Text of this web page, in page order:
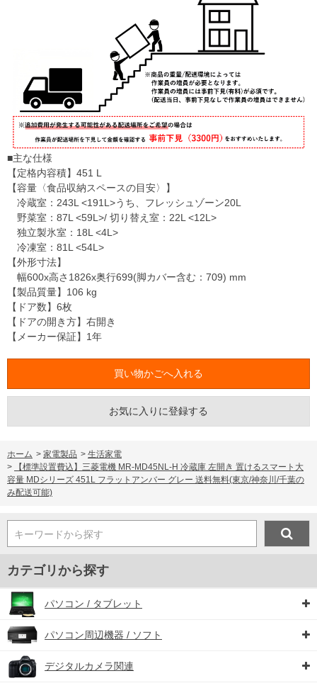
■主な仕様
【定格内容積】451 L
【容量〈食品収納スペースの目安〉】
冷蔵室：243L <191L>うち、フレッシュゾーン20L
野菜室：87L <59L>/ 切り替え室：22L <12L>
独立製氷室：18L <4L>
冷凍室：81L <54L>
【外形寸法】
幅600x高さ1826x奥行699(脚カバー含む：709) mm
【製品質量】106 kg
【ドア数】6枚
【ドアの開き方】右開き
【メーカー保証】1年
お気に入りに登録する
ホーム > 家電製品 > 生活家電
>
【標準設置費込】三菱電機 MR-MD45NL-H 冷蔵庫 左開き 置けるスマート大
容量 MDシリーズ 451L フラットアンバー グレー 送料無料(東京/神奈川/千葉の
み配送可能)
キーワードから探す
カテゴリから探す
パソコン / タブレット
パソコン周辺機器 / ソフト
デジタルカメラ関連